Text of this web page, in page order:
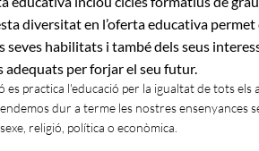
diversitat en l’oferta educativa
seves habilitats i també dels seus
adequats per forjar el seu futur.
es practica l'educació per la igualtat de tots els
dur a terme les nostres ensenyances
religió, política o econòmica.